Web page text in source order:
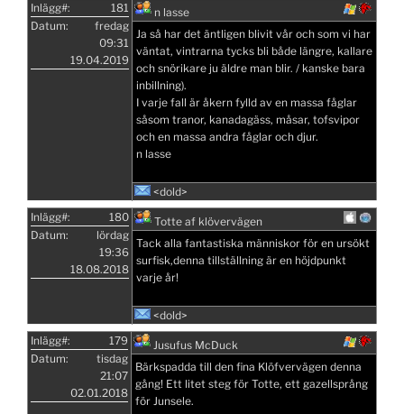
Inlägg#:
181
Datum:
fredag
09:31
19.04.2019
n lasse
Ja så har det äntligen blivit vår och som vi har
väntat, vintrarna tycks bli både längre, kallare
och snörikare ju äldre man blir. / kanske bara
inbillning).
I varje fall är åkern fylld av en massa fåglar
såsom tranor, kanadagäss, måsar, tofsvipor
och en massa andra fåglar och djur.
n lasse
<dold>
Inlägg#:
180
Datum:
lördag
19:36
18.08.2018
Totte af klövervägen
Tack alla fantastiska människor för en ursökt
surfisk,denna tillställning är en höjdpunkt
varje år!
<dold>
Inlägg#:
179
Datum:
tisdag
21:07
02.01.2018
Jusufus McDuck
Bärkspadda till den fina Klöfvervägen denna
gång! Ett litet steg för Totte, ett gazellsprång
för Junsele.